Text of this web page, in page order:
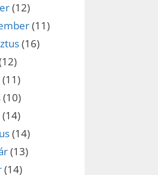
(12)
(11)
(16)
(11)
(10)
(14)
(14)
(13)
(14)